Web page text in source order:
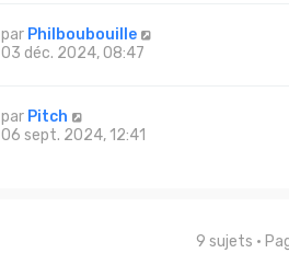
par Philboubouille
03 déc. 2024, 08:47
par Pitch
06 sept. 2024, 12:41
9 sujets •